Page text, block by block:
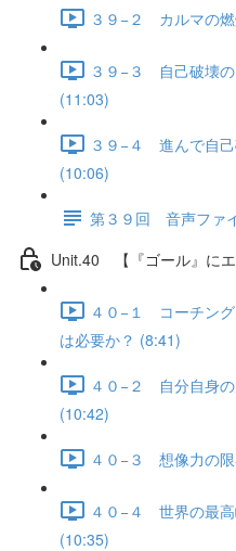
３９−２ カルマの
３９−３ 自己破壊の
(11:03)
３９−４ 進んで自
(10:06)
第３９回 音声ファ
Unit.40 【『ゴール』にエ
４０−１ コーチン
は必要か？ (8:41)
４０−２ 自分自身の
(10:42)
４０−３ 想像力の
４０−４ 世界の最高
(10:35)